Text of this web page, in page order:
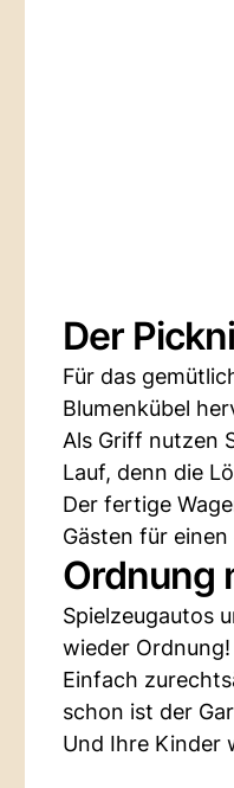
Der
Für das
Blumenkübel
Als Griff nutzen
Lauf, denn die
Der fertige
Gästen für
Ordnung
Spielzeugautos
wieder Ordnung!
Einfach
schon ist der
Und Ihre Kinder